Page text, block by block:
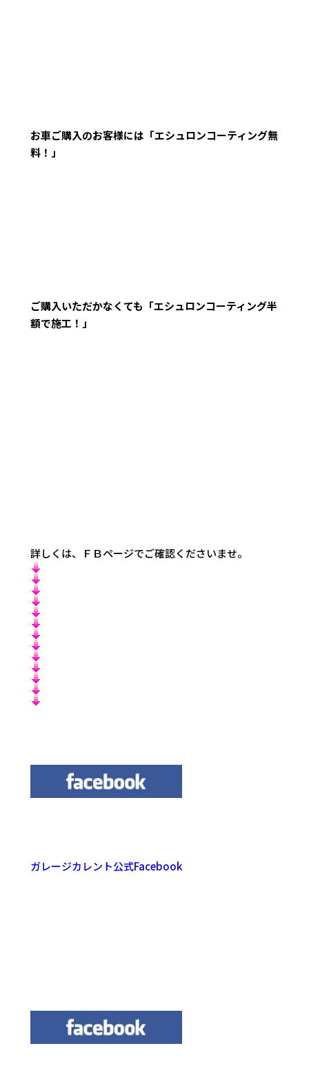
お車ご購入のお客様には「エシュロンコーティング無
料！」
ご購入いただかなくても「エシュロンコーティング半
額で施工！」
詳しくは、ＦＢページでご確認くださいませ。
ガレージカレント公式Facebook